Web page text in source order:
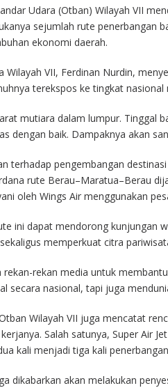
Udara (Otban) Wilayah VII
sejumlah rute penerbangan
ekonomi daerah.
Wilayah VII, Ferdinan Nurdin,
terekspos ke tingkat nasional
mutiara dalam lumpur. Tinggal
dengan baik. Dampaknya akan
terhadap pengembangan
rute Berau–Maratua–Berau
oleh Wings Air menggunakan
ini dapat mendorong kunjungan
memperkuat citra
rekan-rekan media untuk
secara nasional, tapi juga
Wilayah VII juga mencatat
Salah satunya, Super Air
kali menjadi tiga kali
dikabarkan akan melakukan